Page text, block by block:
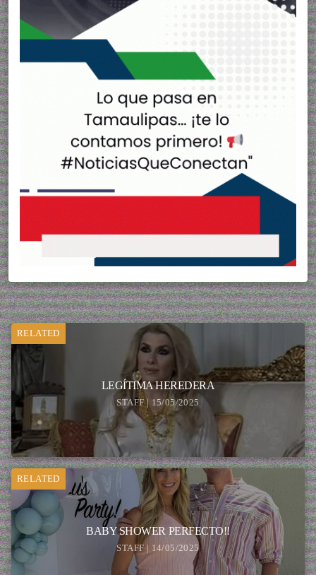
RELATED
LEGÍTIMA HEREDERA
STAFF | 15/05/2025
RELATED
BABY SHOWER PERFECTO!!
STAFF | 14/05/2025